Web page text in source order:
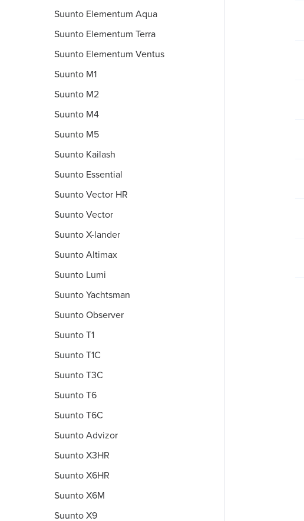
Suunto Elementum Aqua
Suunto Elementum Terra
Suunto Elementum Ventus
Suunto M1
Suunto M2
Suunto M4
Suunto M5
Suunto Kailash
Suunto Essential
Suunto Vector HR
Suunto Vector
Suunto X-lander
Suunto Altimax
Suunto Lumi
Suunto Yachtsman
Suunto Observer
Suunto T1
Suunto T1C
Suunto T3C
Suunto T6
Suunto T6C
Suunto Advizor
Suunto X3HR
Suunto X6HR
Suunto X6M
Suunto X9